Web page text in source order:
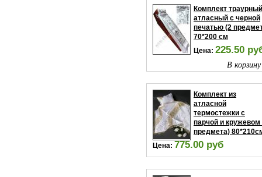
Комплект траурный
атласный с черной
печатью (2
70*200 см
Цена: 225.50
В
Комплект из
атласной
термостежки с
парчой и кружевом
предмета)
Цена: 775.00 руб
В